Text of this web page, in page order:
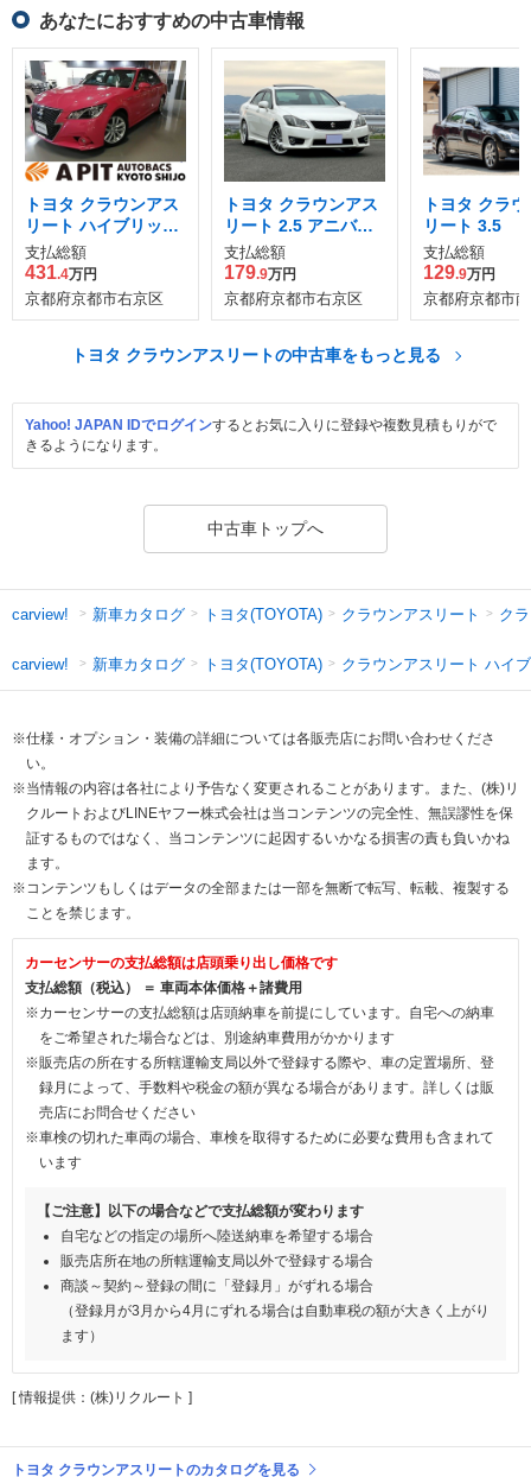
あなたにおすすめの中古車情報
トヨタ クラウンアス
リート ハイブリッド
2.5 G リボーン ピン
ク
支払総額
431.4万円
京都府京都市右京区
トヨタ クラウンアス
リート 2.5 アニバー
サリーエディション
ムーンルーフパッケ
ージ
支払総額
179.9万円
京都府京都市右京区
トヨタ クラ
リート 3.5
支払総額
129.9万円
京都府京都市
トヨタ クラウンアスリートの中古車をもっと見る
Yahoo! JAPAN IDでログインするとお気に入りに登録や複数見積もりがで
きるようになります。
中古車トップへ
carview! 新車カタログ トヨタ(TOYOTA) クラウンアスリート ク
carview! 新車カタログ トヨタ(TOYOTA) クラウンアスリート ハイ
※仕様・オプション・装備の詳細については各販売店にお問い合わせくださ
い。
※当情報の内容は各社により予告なく変更されることがあります。また、(株)リ
クルートおよびLINEヤフー株式会社は当コンテンツの完全性、無誤謬性を保
証するものではなく、当コンテンツに起因するいかなる損害の責も負いかね
ます。
※コンテンツもしくはデータの全部または一部を無断で転写、転載、複製する
ことを禁じます。
カーセンサーの支払総額は店頭乗り出し価格です
支払総額（税込） ＝ 車両本体価格＋諸費用
※カーセンサーの支払総額は店頭納車を前提にしています。自宅への納車
をご希望された場合などは、別途納車費用がかかります
※販売店の所在する所轄運輸支局以外で登録する際や、車の定置場所、登
録月によって、手数料や税金の額が異なる場合があります。詳しくは販
売店にお問合せください
※車検の切れた車両の場合、車検を取得するために必要な費用も含まれて
います
【ご注意】以下の場合などで支払総額が変わります
自宅などの指定の場所へ陸送納車を希望する場合
販売店所在地の所轄運輸支局以外で登録する場合
商談～契約～登録の間に「登録月」がずれる場合
（登録月が3月から4月にずれる場合は自動車税の額が大きく上がり
ます）
[ 情報提供：(株)リクルート ]
トヨタ クラウンアスリートのカタログを見る